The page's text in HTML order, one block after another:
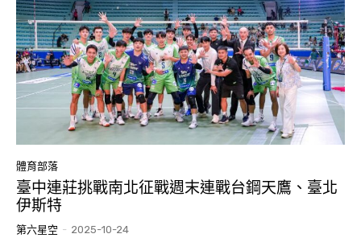
體育部落
臺中連莊挑戰南北征戰週末連戰台鋼天鷹、臺北
伊斯特
第六星空 - 2025-10-24